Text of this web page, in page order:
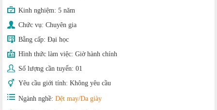
Kinh nghiệm: 5 năm
Chức vụ: Chuyên gia
Bằng cấp: Đại học
Hình thức làm việc: Giờ hành chính
Số lượng cần tuyển: 01
Yêu cầu giới tính: Không yêu cầu
Ngành nghề: Dệt may/Da giày